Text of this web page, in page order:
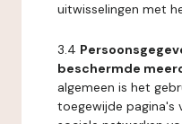
uitwisselingen met
3.4
beschermde
algemeen is het
toegewijde pagina's